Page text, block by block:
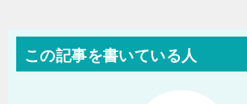
この記事を書いている人